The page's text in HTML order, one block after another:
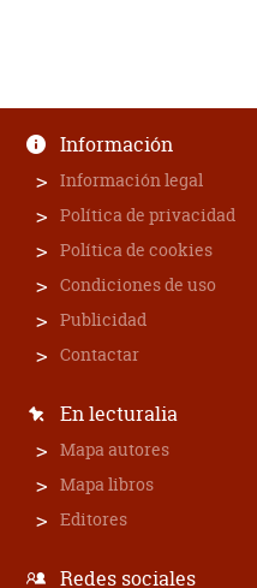
Información
Información legal
Política de privacidad
Política de cookies
Condiciones de uso
Publicidad
Contactar
En lecturalia
Mapa autores
Mapa libros
Editores
Redes sociales